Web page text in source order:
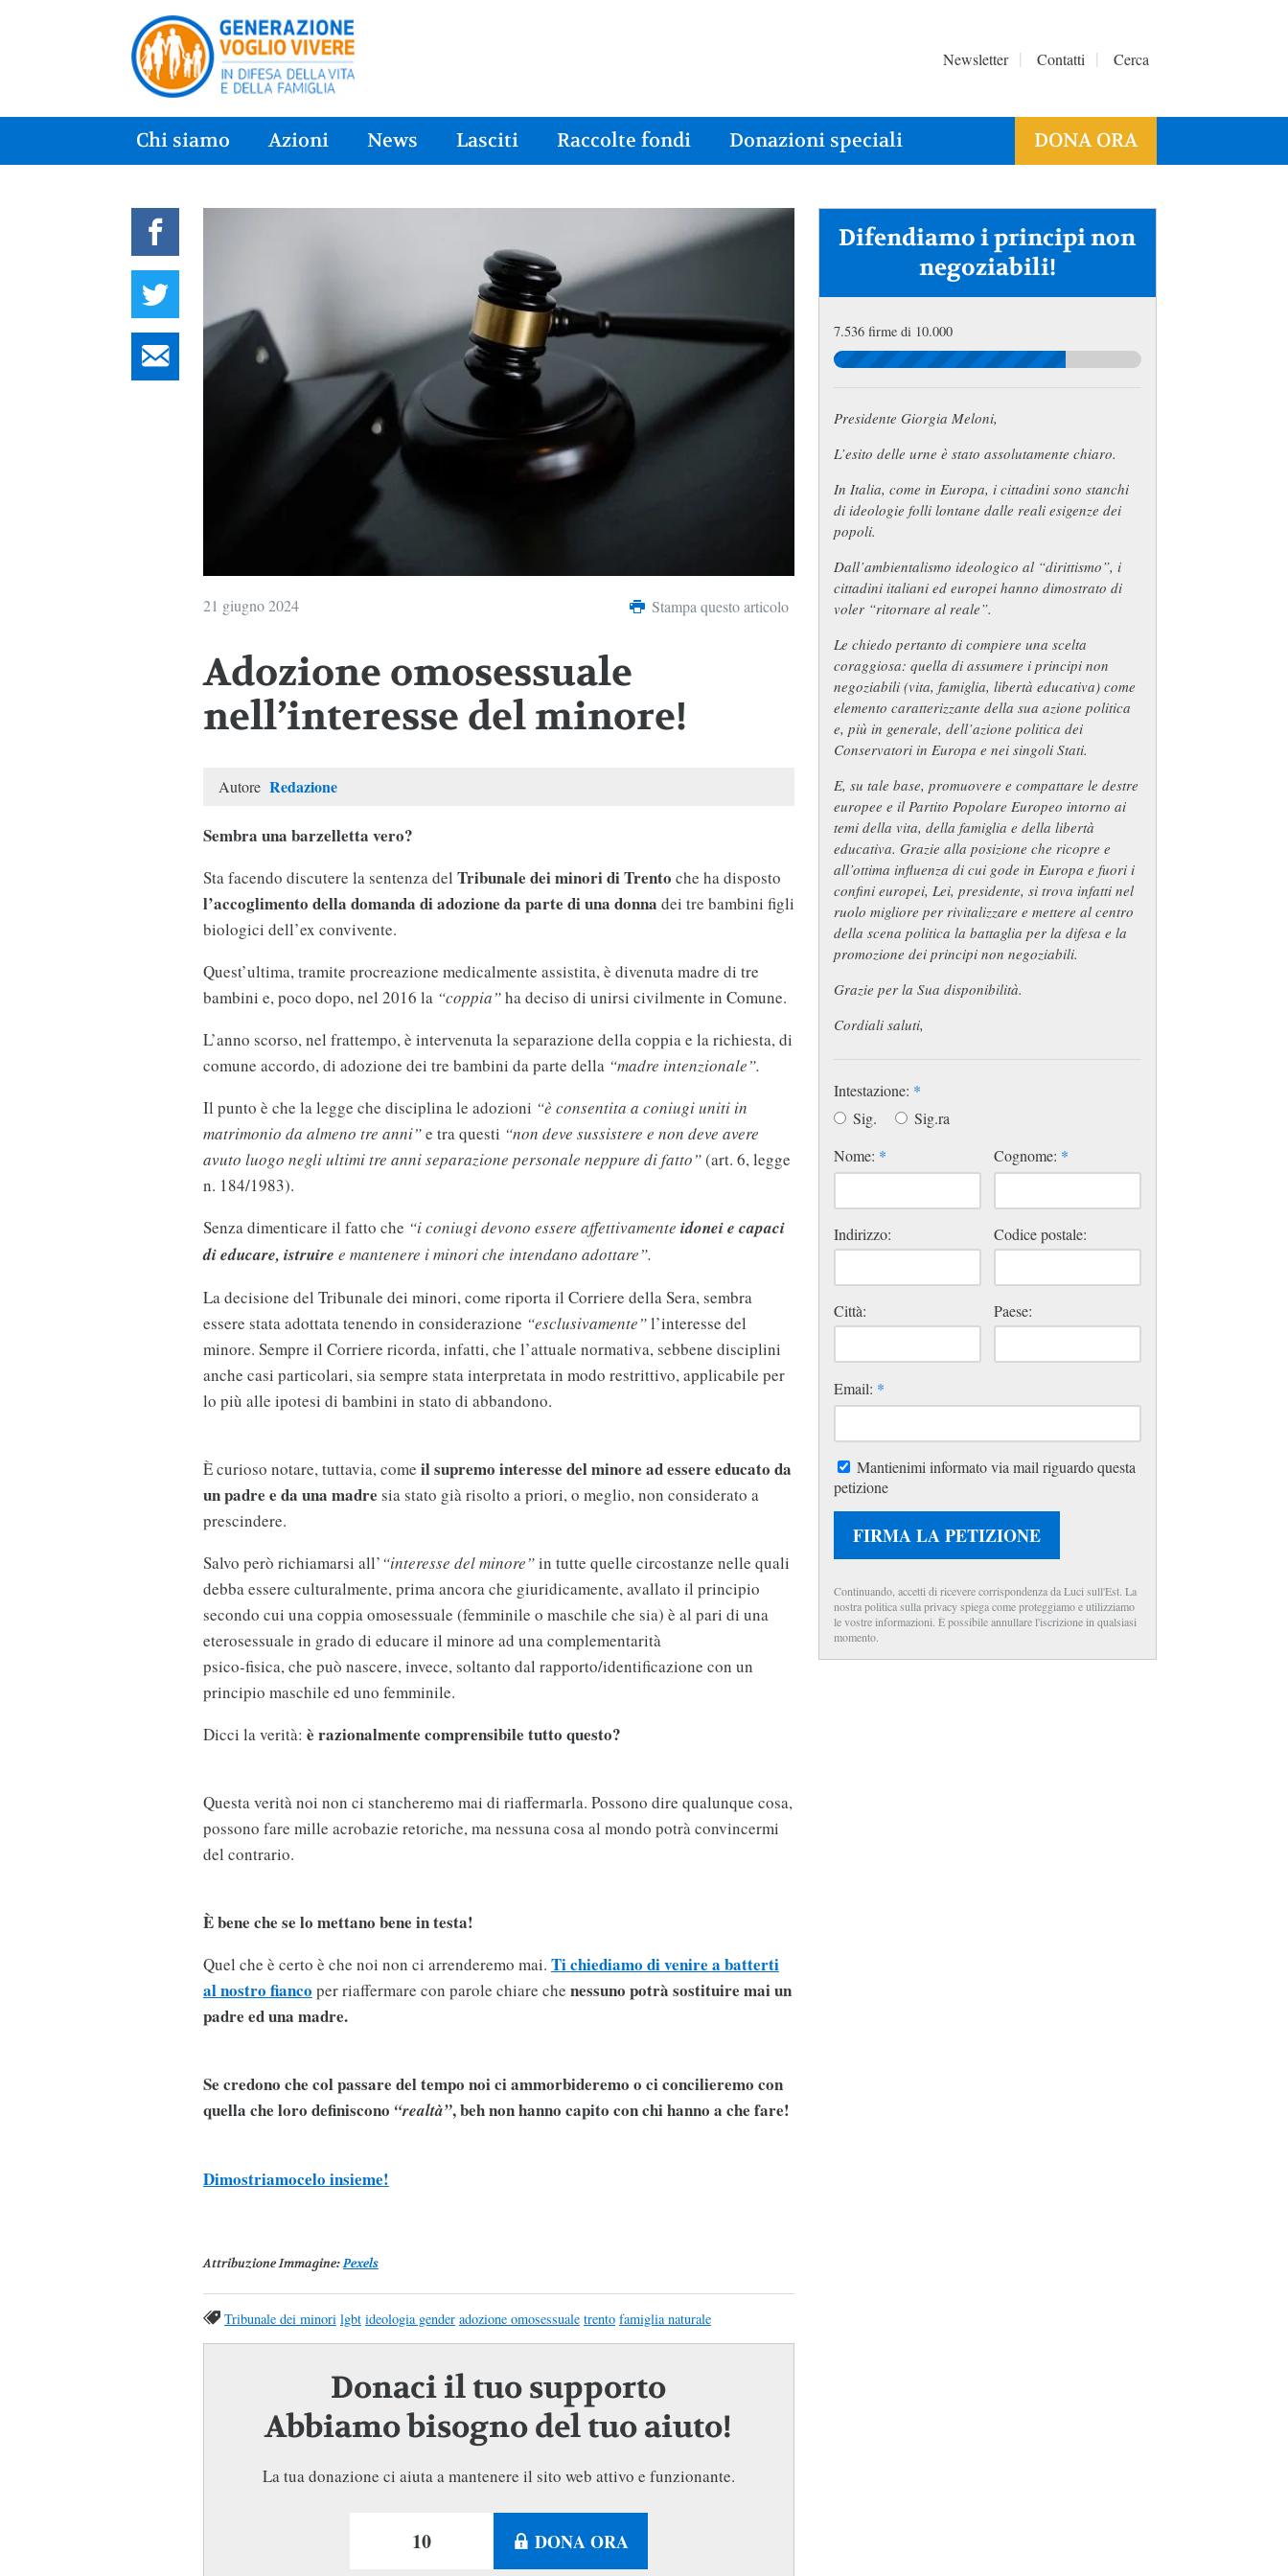
Newsletter Contatti Cerca
Chi siamo Azioni News Lasciti Raccolte fondi Donazioni speciali DONA ORA
21 giugno 2024 Stampa questo articolo
Adozione omosessuale
nell’interesse del minore!
Autore Redazione
Sembra una barzelletta vero?
Sta facendo discutere la sentenza del Tribunale dei minori di Trento che ha disposto
l’accoglimento della domanda di adozione da parte di una donna dei tre bambini figli
biologici dell’ex convivente.
Quest’ultima, tramite procreazione medicalmente assistita, è divenuta madre di tre
bambini e, poco dopo, nel 2016 la “coppia”ha deciso di unirsi civilmente in Comune.
L’anno scorso, nel frattempo, è intervenuta la separazione della coppia e la richiesta, di
comune accordo, di adozione dei tre bambini da parte della“madre intenzionale”.
Il punto è che la legge che disciplina le adozioni “è consentita a coniugi uniti in
matrimonio da almeno tre anni”e tra questi “non deve sussistere e non deve avere
avuto luogo negli ultimi tre anni separazione personale neppure di fatto”(art. 6, legge
n. 184/1983).
Senza dimenticare il fatto che “i coniugi devono essere affettivamente idonei e capaci
di educare, istruire e mantenere i minori che intendano adottare”.
La decisione del Tribunale dei minori, come riporta il Corriere della Sera, sembra
essere stata adottata tenendo in considerazione “esclusivamente”l’interesse del
minore. Sempre il Corriere ricorda, infatti, che l’attuale normativa, sebbene disciplini
anche casi particolari, sia sempre stata interpretata in modo restrittivo, applicabile per
lo più alle ipotesi di bambini in stato di abbandono.
È curioso notare, tuttavia, come il supremo interesse del minore ad essere educato da
un padre e da una madre sia stato già risolto a priori, o meglio, non considerato a
prescindere.
Salvo però richiamarsi all’“interesse del minore”in tutte quelle circostanze nelle quali
debba essere culturalmente, prima ancora che giuridicamente, avallato il principio
secondo cui una coppia omosessuale (femminile o maschile che sia) è al pari di una
eterosessuale in grado di educare il minore ad una complementarità
psico-fisica, che può nascere, invece, soltanto dal rapporto/identificazione con un
principio maschile ed uno femminile.
Dicci la verità: è razionalmente comprensibile tutto questo?
Questa verità noi non ci stancheremo mai di riaffermarla. Possono dire qualunque cosa,
possono fare mille acrobazie retoriche, ma nessuna cosa al mondo potrà convincermi
del contrario.
È bene che se lo mettano bene in testa!
Quel che è certo è che noi non ci arrenderemo mai. Ti chiediamo di venire a batterti
al nostro fianco per riaffermare con parole chiare che nessuno potrà sostituire mai un
padre ed una madre.
Se credono che col passare del tempo noi ci ammorbideremo o ci concilieremo con
quella che loro definiscono “realtà”, beh non hanno capito con chi hanno a che fare!
Dimostriamocelo insieme!
Attribuzione Immagine:Pexels
Tribunale dei minori lgbt ideologia gender adozione omosessuale trento famiglia naturale
Donaci il tuo supporto
Abbiamo bisogno del tuo aiuto!
La tua donazione ci aiuta a mantenere il sito web attivo e funzionante.
DONA ORA
Difendiamo i principi non
negoziabili!
7.536 firme di 10.000
Presidente Giorgia Meloni,
L’esito delle urne è stato assolutamente chiaro.
In Italia, come in Europa, i cittadini sono stanchi
di ideologie folli lontane dalle reali esigenze dei
popoli.
Dall’ambientalismo ideologico al “dirittismo”, i
cittadini italiani ed europei hanno dimostrato di
voler “ritornare al reale”.
Le chiedo pertanto di compiere una scelta
coraggiosa: quella di assumere i principi non
negoziabili (vita, famiglia, libertà educativa) come
elemento caratterizzante della sua azione politica
e, più in generale, dell’azione politica dei
Conservatori in Europa e nei singoli Stati.
E, su tale base, promuovere e compattare le destre
europee e il Partito Popolare Europeo intorno ai
temi della vita, della famiglia e della libertà
educativa. Grazie alla posizione che ricopre e
all’ottima influenza di cui gode in Europa e fuori i
confini europei, Lei, presidente, si trova infatti nel
ruolo migliore per rivitalizzare e mettere al centro
della scena politica la battaglia per la difesa e la
promozione dei principi non negoziabili.
Grazie per la Sua disponibilità.
Cordiali saluti,
Intestazione: *
Sig.
Sig.ra
Nome: * Cognome: *
Indirizzo: Codice postale:
Città: Paese:
Email: *
Mantienimi informato via mail riguardo questa
petizione
FIRMA LA PETIZIONE
Continuando, accetti di ricevere corrispondenza da Luci sull'Est. La
nostra politica sulla privacy spiega come proteggiamo e utilizziamo
le vostre informazioni. È possibile annullare l'iscrizione in qualsiasi
momento.